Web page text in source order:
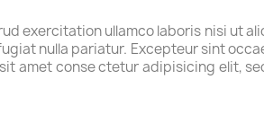
exercitation ullamco laboris nisi ut
nulla pariatur. Excepteur sint
amet conse ctetur adipisicing elit,